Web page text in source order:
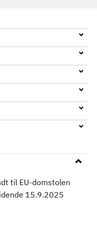
til EU-domstolen
15.9.2025